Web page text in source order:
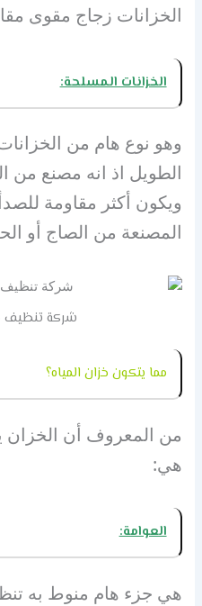
الخزانات زجاج مقوى
الخزانات المسلحة:
وهو نوع هام من
الطويل اذ انه مصنع من
ويكون أكثر مقاومة
المصنعة من الصاج أو
شركة تنظيف
مما يتكون خزان المياه؟
من المعروف أن الخزان
هي:
العوامة:
هي جزء هام منوط به